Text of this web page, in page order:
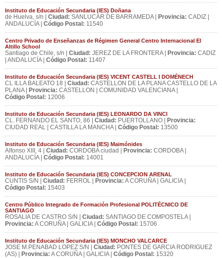
Instituto de Educación Secundaria (IES) Doñana
de Huelva, s/n | Ciudad: SANLUCAR DE BARRAMEDA | Provincia: CADIZ |
ANDALUCÍA | Código Postal: 11540
Centro Privado de Enseñanzas de Régimen General Centro Internacional El
Altillo School
Santiago de Chile, s/n | Ciudad: JEREZ DE LA FRONTERA | Provincia: CADIZ
| ANDALUCÍA | Código Postal: 11407
Instituto de Educación Secundaria (IES) VICENT CASTELL I DOMÉNECH
CL ILLA BALEATO 18 | Ciudad: CASTELLON DE LA PLANA CASTELLO DE LA
PLANA |
Provincia: CASTELLON | COMUNIDAD VALENCIANA |
Código Postal: 12006
Instituto de Educación Secundaria (IES) LEONARDO DA VINCI
CL. FERNANDO EL SANTO, 86 | Ciudad: PUERTOLLANO |
Provincia:
CIUDAD REAL | CASTILLA LA MANCHA | Código Postal: 13500
Instituto de Educación Secundaria (IES) Maimónides
Alfonso XIII, 4 | Ciudad: CORDOBA ciudad | Provincia: CORDOBA |
ANDALUCÍA | Código Postal: 14001
Instituto de Educación Secundaria (IES) CONCEPCION ARENAL
CUNTIS S/N | Ciudad: FERROL | Provincia: A CORUÑA | GALICIA |
Código Postal: 15403
Centro Público Integrado de Formación Profesional POLITÉCNICO DE
SANTIAGO
ROSALIA DE CASTRO S/N | Ciudad: SANTIAGO DE COMPOSTELA |
Provincia: A CORUÑA | GALICIA | Código Postal: 15706
Instituto de Educación Secundaria (IES) MONCHO VALCARCE
JOSE M.PENABAD LOPEZ S/N | Ciudad: PONTES DE GARCIA RODRIGUEZ
(AS) |
Provincia: A CORUÑA | GALICIA | Código Postal: 15320